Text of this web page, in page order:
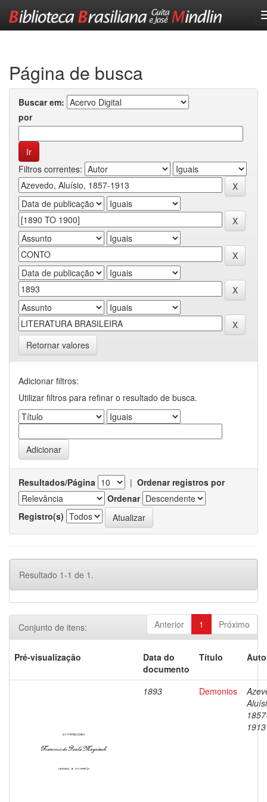
Página de busca
Buscar em:
por
Filtros correntes:
Retornar valores
Adicionar filtros:
Utilizar filtros para refinar o resultado de busca.
Resultados/Página | Ordenar registros por
Ordenar
Registro(s)
Resultado 1-1 de 1.
Anterior 1 Próximo
Conjunto de itens:
Pré-visualização
Data do
documento
Título
1893 Demonios
1913